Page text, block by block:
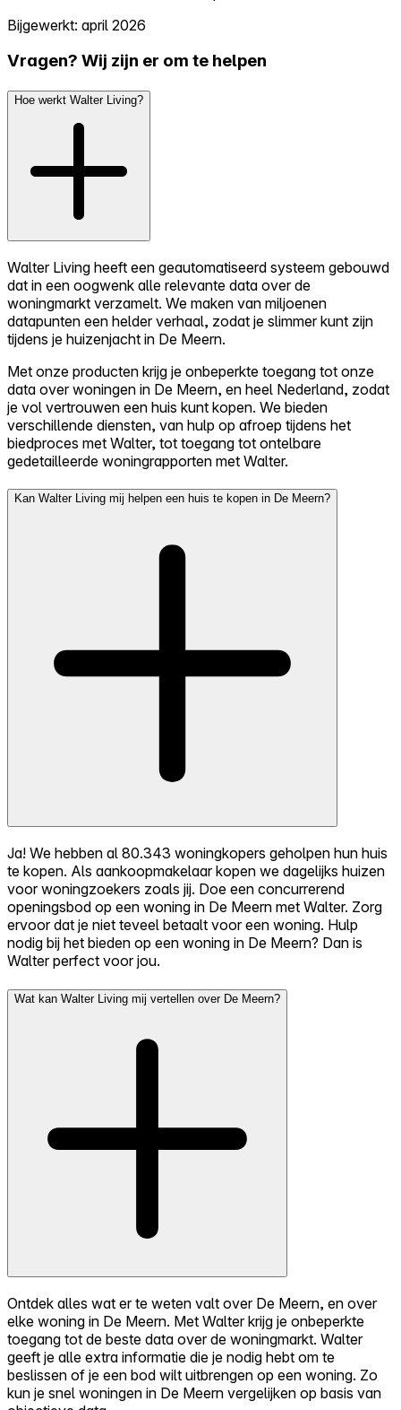
Bijgewerkt: april 2026
Vragen? Wij zijn er om te helpen
Hoe werkt Walter Living?
Walter Living heeft een geautomatiseerd systeem gebouwd
dat in een oogwenk alle relevante data over de
woningmarkt verzamelt. We maken van miljoenen
datapunten een helder verhaal, zodat je slimmer kunt zijn
tijdens je huizenjacht in De Meern.
Met onze producten krijg je onbeperkte toegang tot onze
data over woningen in De Meern, en heel Nederland, zodat
je vol vertrouwen een huis kunt kopen. We bieden
verschillende diensten, van hulp op afroep tijdens het
biedproces met Walter, tot toegang tot ontelbare
gedetailleerde woningrapporten met Walter.
Kan Walter Living mij helpen een huis te kopen in De Meern?
Ja! We hebben al 80.343 woningkopers geholpen hun huis
te kopen. Als aankoopmakelaar kopen we dagelijks huizen
voor woningzoekers zoals jij. Doe een concurrerend
openingsbod op een woning in De Meern met Walter. Zorg
ervoor dat je niet teveel betaalt voor een woning. Hulp
nodig bij het bieden op een woning in De Meern? Dan is
Walter perfect voor jou.
Wat kan Walter Living mij vertellen over De Meern?
Ontdek alles wat er te weten valt over De Meern, en over
elke woning in De Meern. Met Walter krijg je onbeperkte
toegang tot de beste data over de woningmarkt. Walter
geeft je alle extra informatie die je nodig hebt om te
beslissen of je een bod wilt uitbrengen op een woning. Zo
kun je snel woningen in De Meern vergelijken op basis van